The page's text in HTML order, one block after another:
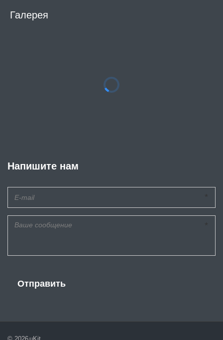
Галерея
Напишите нам
*
*
Отправить